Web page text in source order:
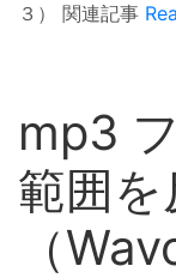
３） 関連記事
mp3
範囲を
（